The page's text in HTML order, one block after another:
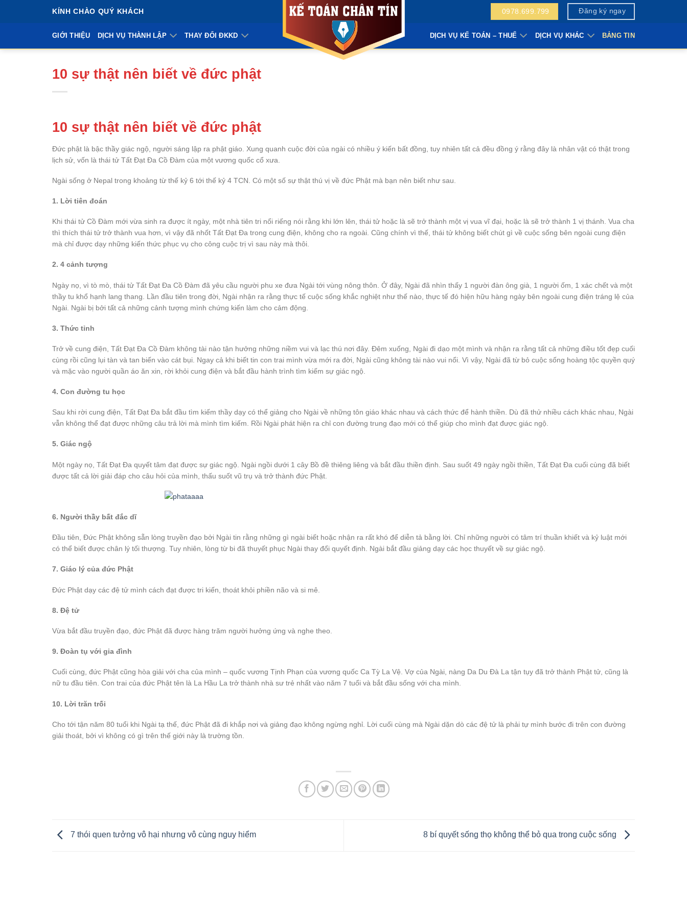
KÍNH CHÀO QUÝ KHÁCH 0978.699.799 Đăng ký ngay
GIỚI THIỆU DỊCH VỤ THÀNH LẬP THAY ĐỔI ĐKKD DỊCH VỤ KẾ TOÁN – THUẾ DỊCH VỤ KHÁC BẢNG TIN
10 sự thật nên biết về đức phật
10 sự thật nên biết về đức phật
Đức phật là bậc thầy giác ngộ, người sáng lập ra phật giáo. Xung quanh cuộc đời của ngài có nhiều ý kiến bất đồng, tuy nhiên tất cả đều đồng ý rằng đây là nhân vật có thật trong
lịch sử, vốn là thái tử Tất Đạt Đa Cồ Đàm của một vương quốc cổ xưa.
Ngài sống ở Nepal trong khoảng từ thế kỷ 6 tới thế kỷ 4 TCN. Có một số sự thật thú vị về đức Phật mà bạn nên biết như sau.
1. Lời tiên đoán
Khi thái tử Cồ Đàm mới vừa sinh ra được ít ngày, một nhà tiên tri nổi riếng nói rằng khi lớn lên, thái tử hoặc là sẽ trở thành một vị vua vĩ đại, hoặc là sẽ trở thành 1 vị thánh. Vua cha
thì thích thái tử trở thành vua hơn, vì vậy đã nhốt Tất Đạt Đa trong cung điện, không cho ra ngoài. Cũng chính vì thế, thái tử không biết chút gì về cuộc sống bên ngoài cung điện
mà chỉ được dạy những kiến thức phục vụ cho công cuộc trị vì sau này mà thôi.
2. 4 cảnh tượng
Ngày nọ, vì tò mò, thái tử Tất Đạt Đa Cồ Đàm đã yêu cầu người phu xe đưa Ngài tới vùng nông thôn. Ở đây, Ngài đã nhìn thấy 1 người đàn ông già, 1 người ốm, 1 xác chết và một
thầy tu khổ hạnh lang thang. Lần đầu tiên trong đời, Ngài nhận ra rằng thực tế cuộc sống khắc nghiệt như thế nào, thực tế đó hiện hữu hàng ngày bên ngoài cung điện tráng lệ của
Ngài. Ngài bị bởi tất cả những cảnh tượng mình chứng kiến làm cho cảm động.
3. Thức tỉnh
Trở về cung điện, Tất Đạt Đa Cồ Đàm không tài nào tận hưởng những niềm vui và lạc thú nơi đây. Đêm xuống, Ngài đi dạo một mình và nhận ra rằng tất cả những điều tốt đẹp cuối
cùng rồi cũng lụi tàn và tan biến vào cát bụi. Ngay cả khi biết tin con trai mình vừa mới ra đời, Ngài cũng không tài nào vui nổi. Vì vậy, Ngài đã từ bỏ cuộc sống hoàng tộc quyền quý
và mặc vào người quần áo ăn xin, rời khỏi cung điện và bắt đầu hành trình tìm kiếm sự giác ngộ.
4. Con đường tu học
Sau khi rời cung điện, Tất Đạt Đa bắt đầu tìm kiếm thầy dạy có thể giảng cho Ngài về những tôn giáo khác nhau và cách thức để hành thiền. Dù đã thử nhiều cách khác nhau, Ngài
vẫn không thể đạt được những câu trả lời mà mình tìm kiếm. Rồi Ngài phát hiện ra chỉ con đường trung đạo mới có thể giúp cho mình đạt được giác ngộ.
5. Giác ngộ
Một ngày nọ, Tất Đạt Đa quyết tâm đạt được sự giác ngộ. Ngài ngồi dưới 1 cây Bồ đề thiêng liêng và bắt đầu thiền định. Sau suốt 49 ngày ngồi thiền, Tất Đạt Đa cuối cùng đã biết
được tất cả lời giải đáp cho câu hỏi của mình, thấu suốt vũ trụ và trở thành đức Phật.
6. Người thầy bất đắc dĩ
Đầu tiên, Đức Phật không sẵn lòng truyền đạo bởi Ngài tin rằng những gì ngài biết hoặc nhận ra rất khó để diễn tả bằng lời. Chỉ những người có tâm trí thuần khiết và kỷ luật mới
có thể biết được chân lý tối thượng. Tuy nhiên, lòng từ bi đã thuyết phục Ngài thay đổi quyết định. Ngài bắt đầu giảng dạy các học thuyết về sự giác ngộ.
7. Giáo lý của đức Phật
Đức Phật dạy các đệ tử mình cách đạt được tri kiến, thoát khỏi phiền não và si mê.
8. Đệ tử
Vừa bắt đầu truyền đạo, đức Phật đã được hàng trăm người hưởng ứng và nghe theo.
9. Đoàn tụ với gia đình
Cuối cùng, đức Phật cũng hòa giải với cha của mình – quốc vương Tịnh Phạn của vương quốc Ca Tỳ La Vệ. Vợ của Ngài, nàng Da Du Đà La tận tụy đã trở thành Phật tử, cũng là
nữ tu đầu tiên. Con trai của đức Phật tên là La Hầu La trở thành nhà sư trẻ nhất vào năm 7 tuổi và bắt đầu sống với cha mình.
10. Lời trăn trối
Cho tới tận năm 80 tuổi khi Ngài tạ thế, đức Phật đã đi khắp nơi và giảng đạo không ngừng nghỉ. Lời cuối cùng mà Ngài dặn dò các đệ tử là phải tự mình bước đi trên con đường
giải thoát, bởi vì không có gì trên thế giới này là trường tồn.
7 thói quen tưởng vô hại nhưng vô cùng nguy hiểm 8 bí quyết sống thọ không thể bỏ qua trong cuộc sống